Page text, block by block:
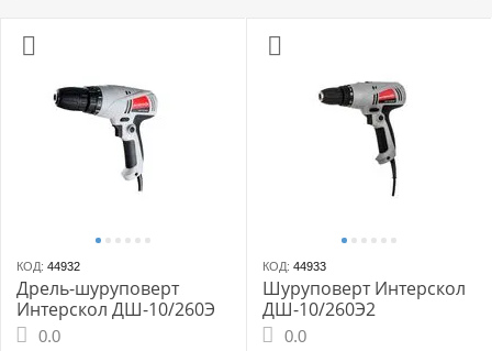
КОД: 44932
Дрель-шуруповерт
Интерскол ДШ-10/260Э
0.0
КОД: 44933
Шуруповерт Интерскол
ДШ-10/260Э2
0.0